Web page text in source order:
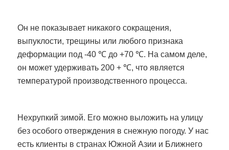
Он не показывает никакого сокращения,
выпуклости, трещины или любого признака
деформации под -40 ℃ до +70 ℃. На самом деле,
он может удерживать 200 + ℃, что является
температурой производственного процесса.
Нехрупкий зимой. Его можно выложить на улицу
без особого отверждения в снежную погоду. У нас
есть клиенты в странах Южной Азии и Ближнего